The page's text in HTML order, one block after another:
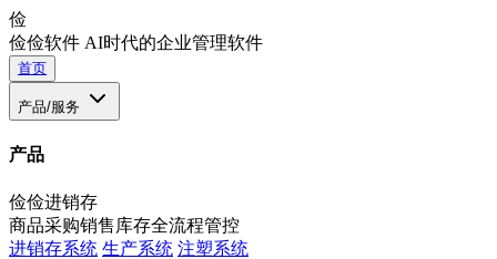
俭
俭俭软件 AI时代的企业管理软件
首页
产品/服务
产品
俭俭进销存
商品采购销售库存全流程管控
进销存系统 生产系统 注塑系统